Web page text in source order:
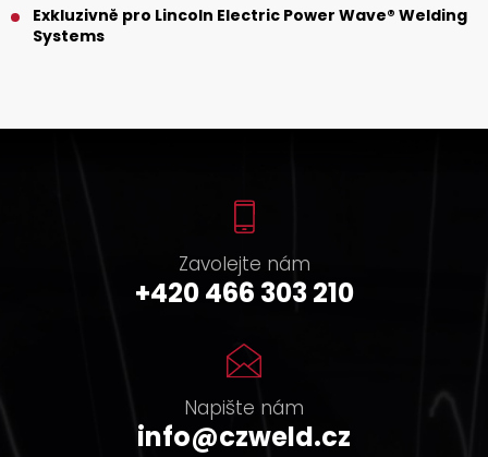
Exkluzivně pro Lincoln Electric Power Wave® Welding
Systems
Zavolejte nám
+420 466 303 210
Napište nám
info@czweld.cz